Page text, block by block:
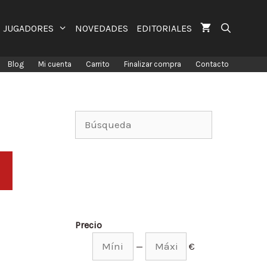
JUGADORES NOVEDADES EDITORIALES
Blog Mi cuenta Carrito Finalizar compra Contacto
Precio
— €